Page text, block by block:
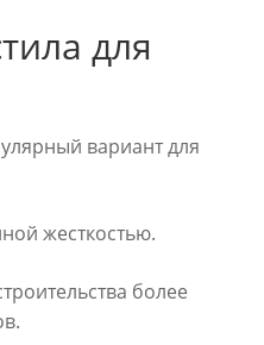
для
вариант для
жесткостью.
более